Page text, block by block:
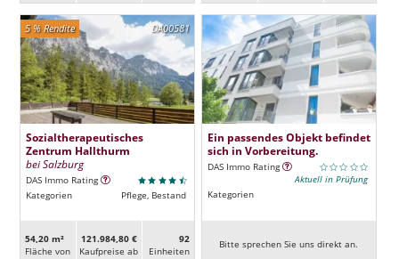
DA00581
5 % Rendite
Sozialtherapeutisches
Zentrum Hallthurm
bei Salzburg
DAS Immo Rating
Kategorien
Pflege, Bestand
54,20 m²
Fläche von
121.984,80 €
Kaufpreise ab
92
Ein­heiten
Ein passendes Objekt befindet
sich in Vorbereitung.
DAS Immo Rating
Aktuell in Prüfung
Kategorien
Bitte sprechen Sie uns direkt an.